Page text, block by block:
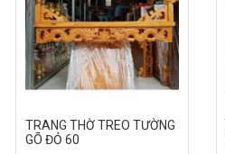
TRANG THỜ TREO TƯỜNG
GÕ ĐỎ 60